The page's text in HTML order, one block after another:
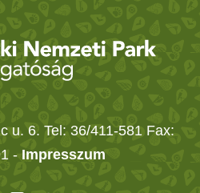
u. 6. Tel: 36/411-581 Fax:
- Impresszum